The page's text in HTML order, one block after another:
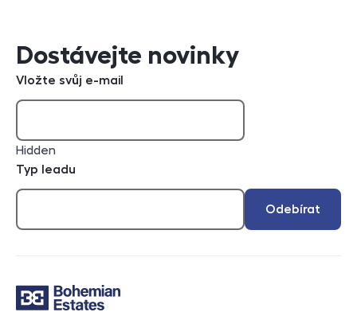
Dostávejte novinky
Vložte svůj e-mail
Hidden
Typ leadu
Odebírat